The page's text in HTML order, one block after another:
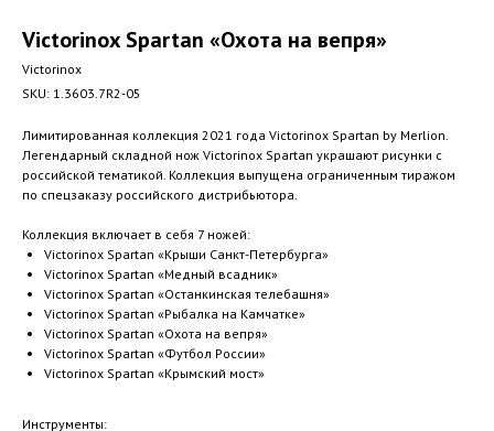
Victorinox Spartan «Охота на вепря»
Victorinox
SKU: 1.3603.7R2-05
Лимитированная коллекция 2021 года Victorinox Spartan by Merlion.
Легендарный складной нож Victorinox Spartan украшают рисунки с
российской тематикой. Коллекция выпущена ограниченным тиражом
по спецзаказу российского дистрибьютора.
Коллекция включает в себя 7 ножей:
Victorinox Spartan «Крыши Санкт-Петербурга»
Victorinox Spartan «Медный всадник»
Victorinox Spartan «Останкинская телебашня»
Victorinox Spartan «Рыбалка на Камчатке»
Victorinox Spartan «Охота на вепря»
Victorinox Spartan «Футбол России»
Victorinox Spartan «Крымский мост»
Инструменты: